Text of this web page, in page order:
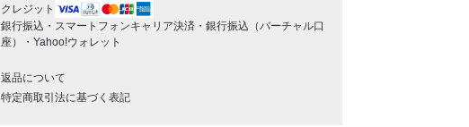
クレジット
銀行振込・スマートフォンキャリア決済・銀行振込（バーチャル口
座）・Yahoo!ウォレット
返品について
特定商取引法に基づく表記